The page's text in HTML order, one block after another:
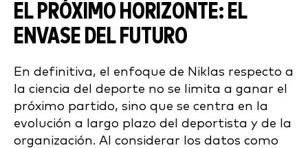
EL PRÓXIMO HORIZONTE: EL
ENVASE DEL FUTURO
En definitiva, el enfoque de Niklas respecto a
la ciencia del deporte no se limita a ganar el
próximo partido, sino que se centra en la
evolución a largo plazo del deportista y de la
organización. Al considerar los datos como